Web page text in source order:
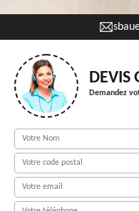
DEVIS
Demandez